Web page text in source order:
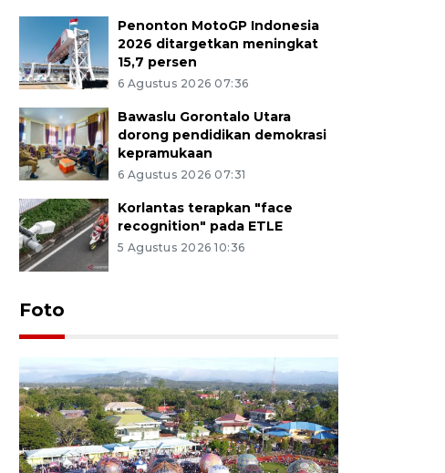
Penonton MotoGP Indonesia
2026 ditargetkan meningkat
15,7 persen
6 Agustus 2026 07:36
Bawaslu Gorontalo Utara
dorong pendidikan demokrasi
kepramukaan
6 Agustus 2026 07:31
Korlantas terapkan "face
recognition" pada ETLE
5 Agustus 2026 10:36
Foto